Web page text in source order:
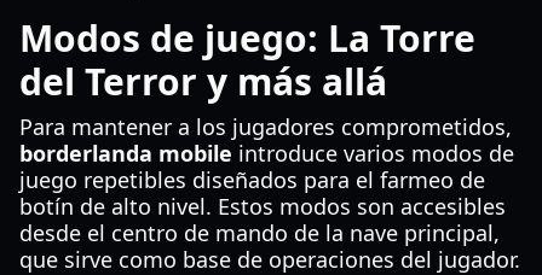
Modos de juego: La Torre
del Terror y más allá
Para mantener a los jugadores comprometidos,
borderlanda mobile introduce varios modos de
juego repetibles diseñados para el farmeo de
botín de alto nivel. Estos modos son accesibles
desde el centro de mando de la nave principal,
que sirve como base de operaciones del jugador.